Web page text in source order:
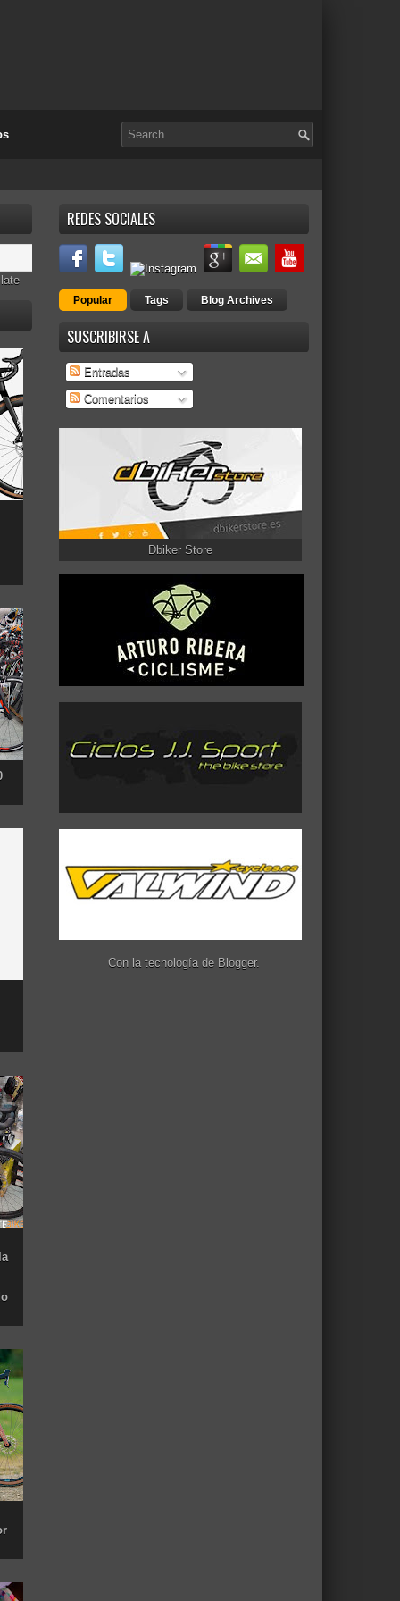
REDES SOCIALES
Popular Tags Blog Archives
SUSCRIBIRSE A
Entradas
Comentarios
Dbiker Store
Con la tecnología de Blogger.